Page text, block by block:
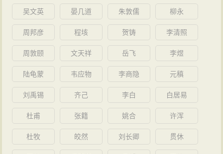
吴文英 晏几道 朱敦儒 柳永
周邦彦 程垓 贺铸 李清照
周敦颐 文天祥 岳飞 李煜
陆龟蒙 韦应物 李商隐 元稹
刘禹锡 齐己 李白 白居易
杜甫 张籍 姚合 许浑
杜牧 皎然 刘长卿 贯休